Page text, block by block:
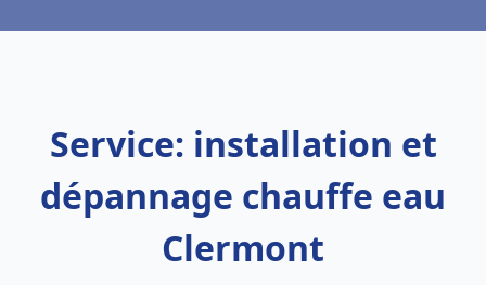
Service: installation et
dépannage chauffe eau
Clermont